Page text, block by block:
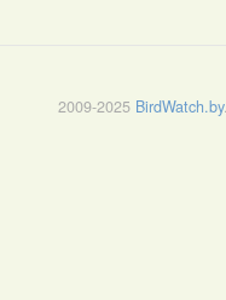
2009-2025 BirdWatch.by.